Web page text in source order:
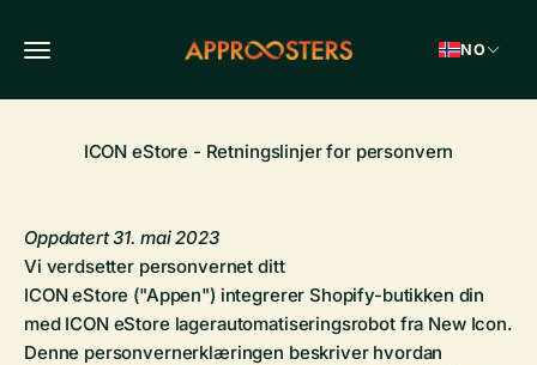
Åpne navigasjonsmenyen
Approosters NO
ICON eStore - Retningslinjer for personvern
Oppdatert 31. mai 2023
Vi verdsetter personvernet ditt
ICON eStore ("Appen") integrerer Shopify-butikken din
med ICON eStore lagerautomatiseringsrobot fra New Icon.
Denne personvernerklæringen beskriver hvordan